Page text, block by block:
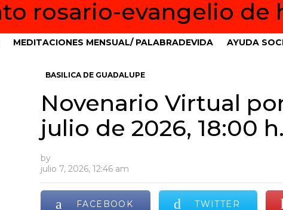
MEDITACIONES MENSUAL/ PALABRADEVIDA AYUDA
BASILICA DE GUADALUPE
Novenario Virtual
julio de 2026, 18:00
by
julio 7, 2026, 12:46 am
FACEBOOK TWITTER